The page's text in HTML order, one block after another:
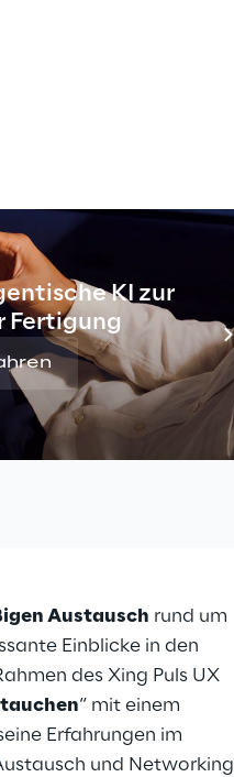
KI zur
Fertigung
bereits in vielen
das ein neues
Austausch rund um
Einblicke in den
des Xing Puls UX
“ mit einem
Erfahrungen im
und Networking